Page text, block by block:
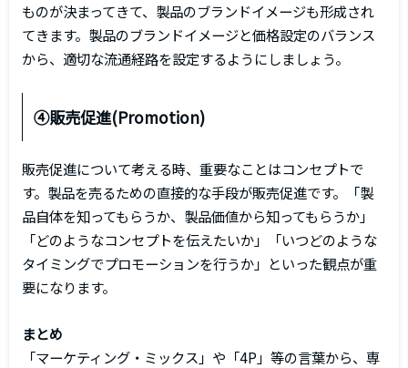
ものが決まってきて、製品のブランドイメージも形成され
てきます。製品のブランドイメージと価格設定のバランス
から、適切な流通経路を設定するようにしましょう。
④販売促進(Promotion)
販売促進について考える時、重要なことはコンセプトで
す。製品を売るための直接的な手段が販売促進です。「製
品自体を知ってもらうか、製品価値から知ってもらうか」
「どのようなコンセプトを伝えたいか」「いつどのような
タイミングでプロモーションを行うか」といった観点が重
要になります。
まとめ
「マーケティング・ミックス」や「4P」等の言葉から、専